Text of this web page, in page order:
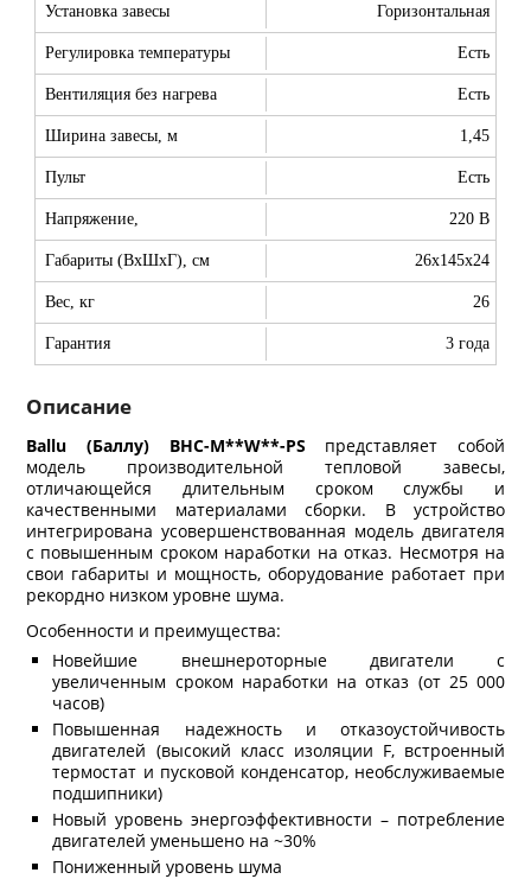
Установка завесы Горизонтальная
Регулировка температуры Есть
Вентиляция без нагрева Есть
Ширина завесы, м 1,45
Пульт Есть
Напряжение, 220 В
Габариты (ВхШхГ), см 26x145x24
Вес, кг 26
Гарантия 3 года
Описание
Ballu (Баллу) BHC-M**W**-PS представляет собой
модель производительной тепловой завесы,
отличающейся длительным сроком службы и
качественными материалами сборки. В устройство
интегрирована усовершенствованная модель двигателя
с повышенным сроком наработки на отказ. Несмотря на
свои габариты и мощность, оборудование работает при
рекордно низком уровне шума.
Особенности и преимущества:
Новейшие внешнероторные двигатели с
увеличенным сроком наработки на отказ (от 25 000
часов)
Повышенная надежность и отказоустойчивость
двигателей (высокий класс изоляции F, встроенный
термостат и пусковой конденсатор, необслуживаемые
подшипники)
Новый уровень энергоэффективности – потребление
двигателей уменьшено на ~30%
Пониженный уровень шума